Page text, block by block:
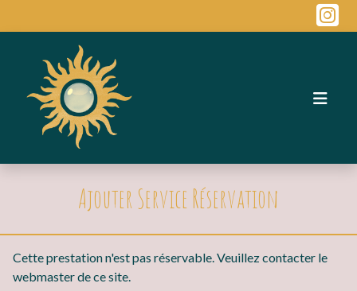
Ajouter Service Réservation
Cette prestation n'est pas réservable. Veuillez contacter le
webmaster de ce site.